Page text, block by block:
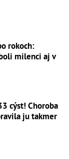
rokoch:
milenci aj v
cýst! Choroba
ju takmer